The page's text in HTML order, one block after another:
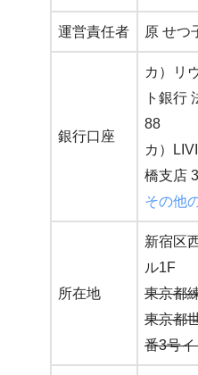
運営責任者 原 せつ
銀行口座
カ）リ
ト銀行
88
カ）
橋支店
その他
所在地
新宿区
ル1F
東京都
東京都
番3号